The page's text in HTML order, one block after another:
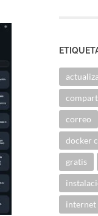
correo
docker
gratis
internet